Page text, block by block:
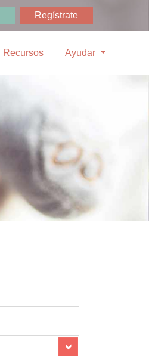
Regístrate
Recursos Ayudar